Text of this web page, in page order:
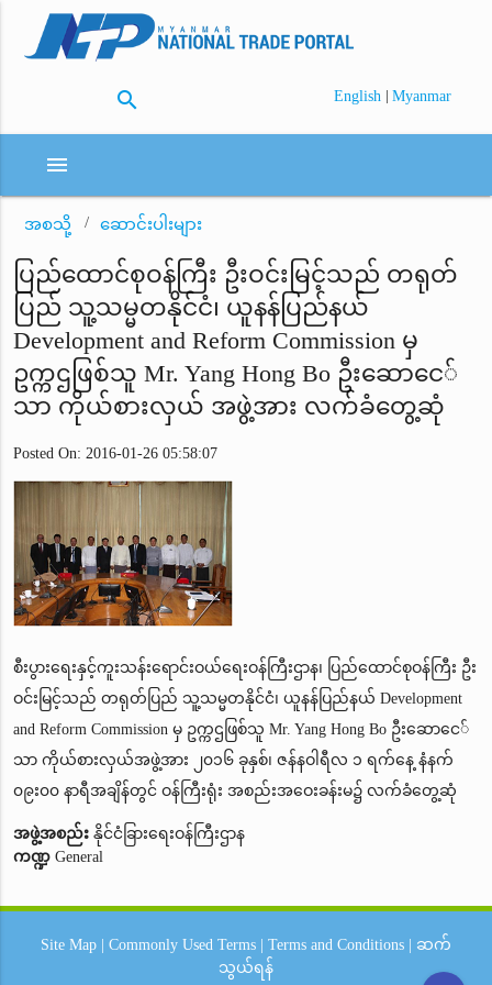
search English | Myanmar
menu
အစသို့ ဆောင်းပါးများ
ပြည်ထောင်စုဝန်ကြီး ဦးဝင်းမြင့်သည် တရုတ်
ပြည် သူ့သမ္မတနိုင်ငံ၊ ယူနန်ပြည်နယ်
Development and Reform Commission မှ
ဥက္ကဌဖြစ်သူ Mr. Yang Hong Bo ဦးဆောငေ်
သာ ကိုယ်စားလှယ် အဖွဲ့အား လက်ခံတွေ့ဆုံ
Posted On: 2016-01-26 05:58:07
စီးပွားရေးနှင့်ကူးသန်းရောင်းဝယ်ရေးဝန်ကြီးဌာန၊ ပြည်ထောင်စုဝန်ကြီး ဦး
ဝင်းမြင့်သည် တရုတ်ပြည် သူ့သမ္မတနိုင်ငံ၊ ယူနန်ပြည်နယ် Development
and Reform Commission မှ ဥက္ကဌဖြစ်သူ Mr. Yang Hong Bo ဦးဆောငေ်
သာ ကိုယ်စားလှယ်အဖွဲ့အား ၂၀၁၆ ခုနှစ်၊ ဇန်နဝါရီလ ၁ ရက်နေ့ နံနက်
၀၉း၀၀ နာရီအချိန်တွင် ဝန်ကြီးရုံး အစည်းအဝေးခန်းမ၌ လက်ခံတွေ့ဆုံ
အဖွဲ့အစည်းနိုင်ငံခြားရေးဝန်ကြီးဌာန
ကဏ္ဍGeneral
Site Map Commonly Used Terms Terms and Conditions
ဆက်
သွယ်ရန်